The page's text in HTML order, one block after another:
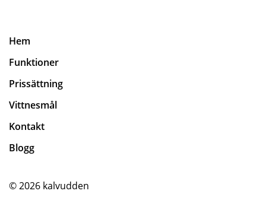
Hem
Funktioner
Prissättning
Vittnesmål
Kontakt
Blogg
© 2026 kalvudden